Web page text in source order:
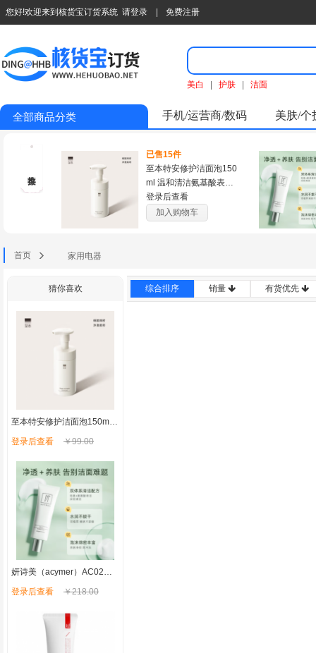
您好!欢迎来到核货宝订货系统 请登录 免费注册
美白 护肤 洁面
全部商品分类 手机/运营商/数码 美肤/个
已售15件
至本特安修护洁面泡150
ml 温和清洁氨基酸表活
泡沫绵密慕斯洗面奶
登录后查看
加入购物车
首页 家用电器
猜你喜欢
至本特安修护洁面泡150ml 温和清洁氨基酸表活泡沫绵密慕斯洗面奶
登录后查看
￥99.00
妍诗美（acymer）AC02保湿嫩肤洁面乳 深层洁净去油女男士洗面奶补水保湿 伊的家
登录后查看
￥218.00
综合排序 销量 有货优先